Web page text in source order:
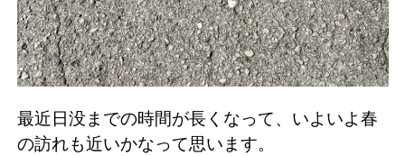
最近日没までの時間が長くなって、いよいよ春
の訪れも近いかなって思います。